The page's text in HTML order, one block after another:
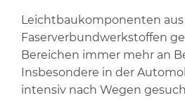
Leichtbaukomponenten aus
Faserverbundwerkstoffen
Bereichen immer mehr an
Insbesondere in der
intensiv nach Wegen